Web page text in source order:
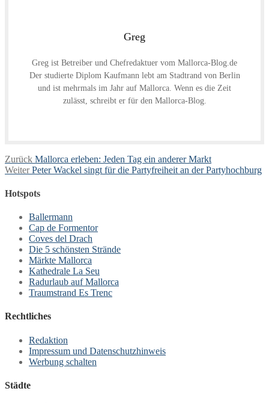
Greg
Greg ist Betreiber und Chefredaktuer vom Mallorca-Blog.de
Der studierte Diplom Kaufmann lebt am Stadtrand von Berlin
und ist mehrmals im Jahr auf Mallorca. Wenn es die Zeit
zulässt, schreibt er für den Mallorca-Blog.
Beitragsnavigation
Zurück Vorheriger
Beitrag:
Mallorca erleben: Jeden Tag ein anderer Markt
Weiter Nächster
Peter Wackel singt für die Partyfreiheit an der Partyhochburg
Hotspots
Ballermann
Cap de Formentor
Coves del Drach
Die 5 schönsten Strände
Märkte Mallorca
Kathedrale La Seu
Radurlaub auf Mallorca
Traumstrand Es Trenc
Rechtliches
Redaktion
Impressum und Datenschutzhinweis
Werbung schalten
Städte